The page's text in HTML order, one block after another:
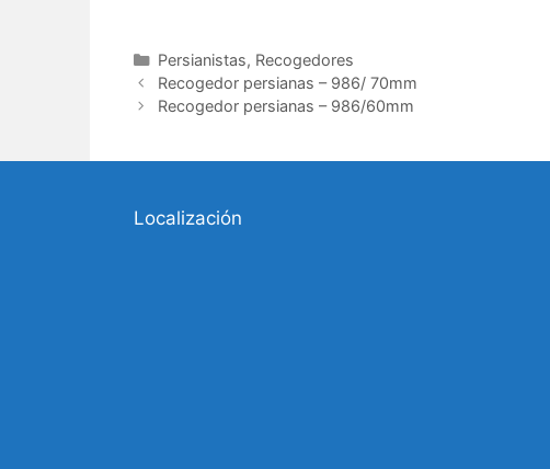
Categorías
Persianistas, Recogedores
Recogedor persianas – 986/ 70mm
Recogedor persianas – 986/60mm
Localización